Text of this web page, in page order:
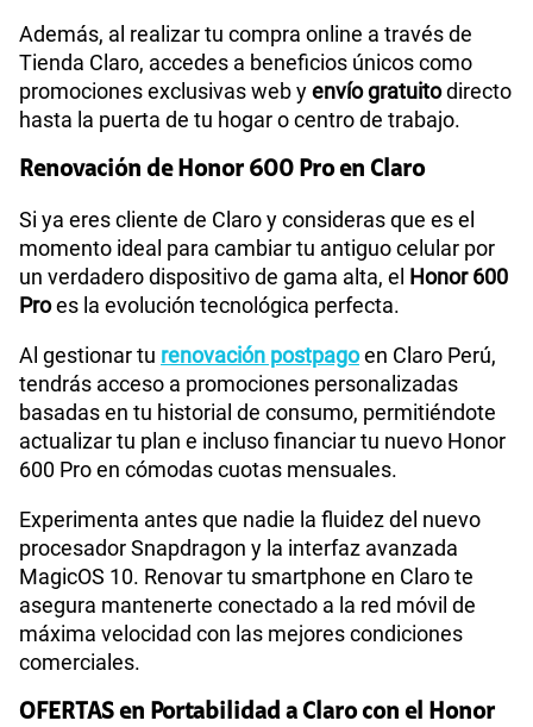
Además, al realizar tu compra online a través de
Tienda Claro, accedes a beneficios únicos como
promociones exclusivas web yenvío gratuitodirecto
hasta la puerta de tu hogar o centro de trabajo.
Renovación de Honor 600 Pro en Claro
Si ya eres cliente de Claro y consideras que es el
momento ideal para cambiar tu antiguo celular por
un verdadero dispositivo de gama alta, el Honor 600
Proes la evolución tecnológica perfecta.
Al gestionar tu renovación postpagoen Claro Perú,
tendrás acceso a promociones personalizadas
basadas en tu historial de consumo, permitiéndote
actualizar tu plan e incluso financiar tu nuevo Honor
600 Pro en cómodas cuotas mensuales.
Experimenta antes que nadie la fluidez del nuevo
procesador Snapdragon y la interfaz avanzada
MagicOS 10. Renovar tu smartphone en Claro te
asegura mantenerte conectado a la red móvil de
máxima velocidad con las mejores condiciones
comerciales.
OFERTAS en Portabilidad a Claro con el Honor